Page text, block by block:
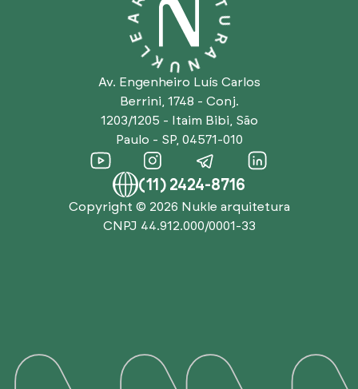
Av. Engenheiro Luís Carlos
Berrini, 1748 - Conj.
1203/1205 - Itaim Bibi, São
Paulo - SP, 04571-010
(11) 2424-8716
Copyright © 2026 Nukle arquitetura
CNPJ 44.912.000/0001-33